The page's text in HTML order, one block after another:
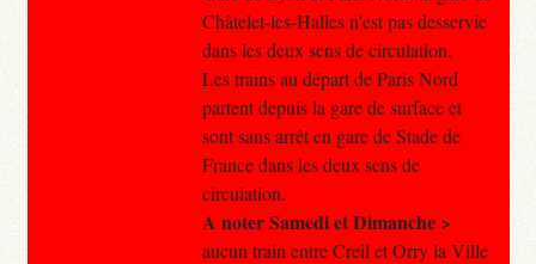
Châtelet-les-Halles n'est pas desservie
dans les deux sens de circulation.
Les trains au départ de Paris Nord
partent depuis la gare de surface et
sont sans arrêt en gare de Stade de
France dans les deux sens de
circulation.
A noter Samedi et Dimanche >
aucun train entre Creil et Orry la Ville